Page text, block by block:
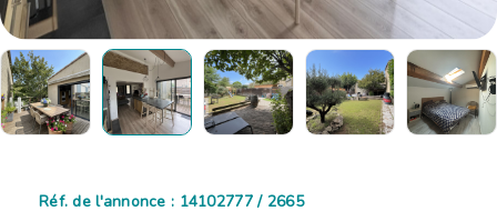
Réf. de l'annonce : 14102777 / 2665